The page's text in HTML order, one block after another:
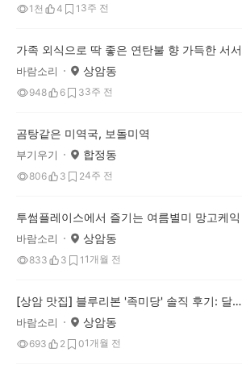
1천 4 1 3주 전
바람소리 상암동
948 6 33주 전
곰탕같은 미역국, 보돌미역
부기우기 합정동
806 3 24주 전
투썸플레이스에서 즐기는 여름별미 망고케익
바람소리 상암동
833 3 1 1개월 전
[상암 맛집] 블루리본 '족미당' 솔직 후기: 달콤하고 부드러워요.
바람소리 상암동
693 2 01개월 전